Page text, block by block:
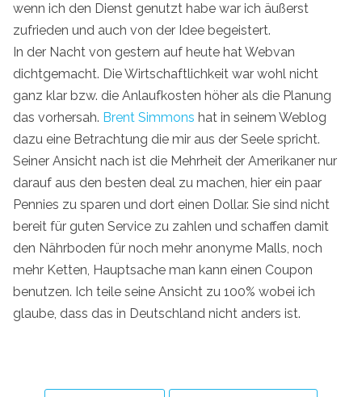
wenn ich den Dienst genutzt habe war ich äußerst
zufrieden und auch von der Idee begeistert.
In der Nacht von gestern auf heute hat Webvan
dichtgemacht. Die Wirtschaftlichkeit war wohl nicht
ganz klar bzw. die Anlaufkosten höher als die Planung
das vorhersah. Brent Simmons hat in seinem Weblog
dazu eine Betrachtung die mir aus der Seele spricht.
Seiner Ansicht nach ist die Mehrheit der Amerikaner nur
darauf aus den besten deal zu machen, hier ein paar
Pennies zu sparen und dort einen Dollar. Sie sind nicht
bereit für guten Service zu zahlen und schaffen damit
den Nährboden für noch mehr anonyme Malls, noch
mehr Ketten, Hauptsache man kann einen Coupon
benutzen. Ich teile seine Ansicht zu 100% wobei ich
glaube, dass das in Deutschland nicht anders ist.